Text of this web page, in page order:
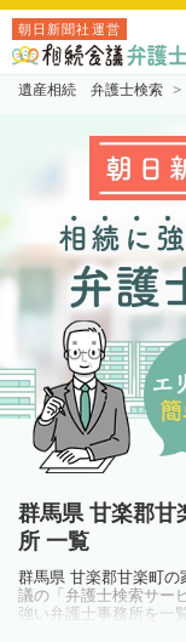
朝日新聞社運営
遺産相続 弁護士検索
群馬県 甘楽郡甘
所 一覧
群馬県 甘楽郡甘楽町の
議の「弁護士検索サー
強い弁護士事務所を一
みを抱えている方は一